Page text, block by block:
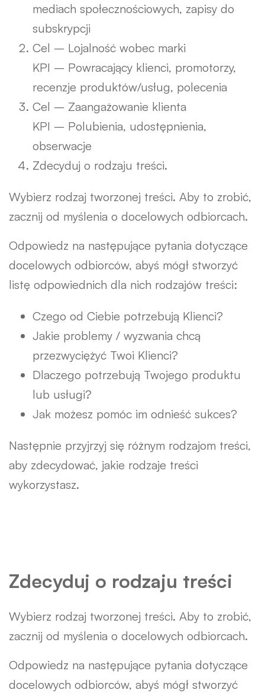
mediach społecznościowych, zapisy do
subskrypcji
Cel – Lojalność wobec marki
KPI – Powracający klienci, promotorzy,
recenzje produktów/usług, polecenia
Cel – Zaangażowanie klienta
KPI – Polubienia, udostępnienia,
obserwacje
Zdecyduj o rodzaju treści.
Wybierz rodzaj tworzonej treści. Aby to zrobić,
zacznij od myślenia o docelowych odbiorcach.
Odpowiedz na następujące pytania dotyczące
docelowych odbiorców, abyś mógł stworzyć
listę odpowiednich dla nich rodzajów treści:
Czego od Ciebie potrzebują Klienci?
Jakie problemy / wyzwania chcą
przezwyciężyć Twoi Klienci?
Dlaczego potrzebują Twojego produktu
lub usługi?
Jak możesz pomóc im odnieść sukces?
Następnie przyjrzyj się różnym rodzajom treści,
aby zdecydować, jakie rodzaje treści
wykorzystasz.
Zdecyduj o rodzaju treści
Wybierz rodzaj tworzonej treści. Aby to zrobić,
zacznij od myślenia o docelowych odbiorcach.
Odpowiedz na następujące pytania dotyczące
docelowych odbiorców, abyś mógł stworzyć